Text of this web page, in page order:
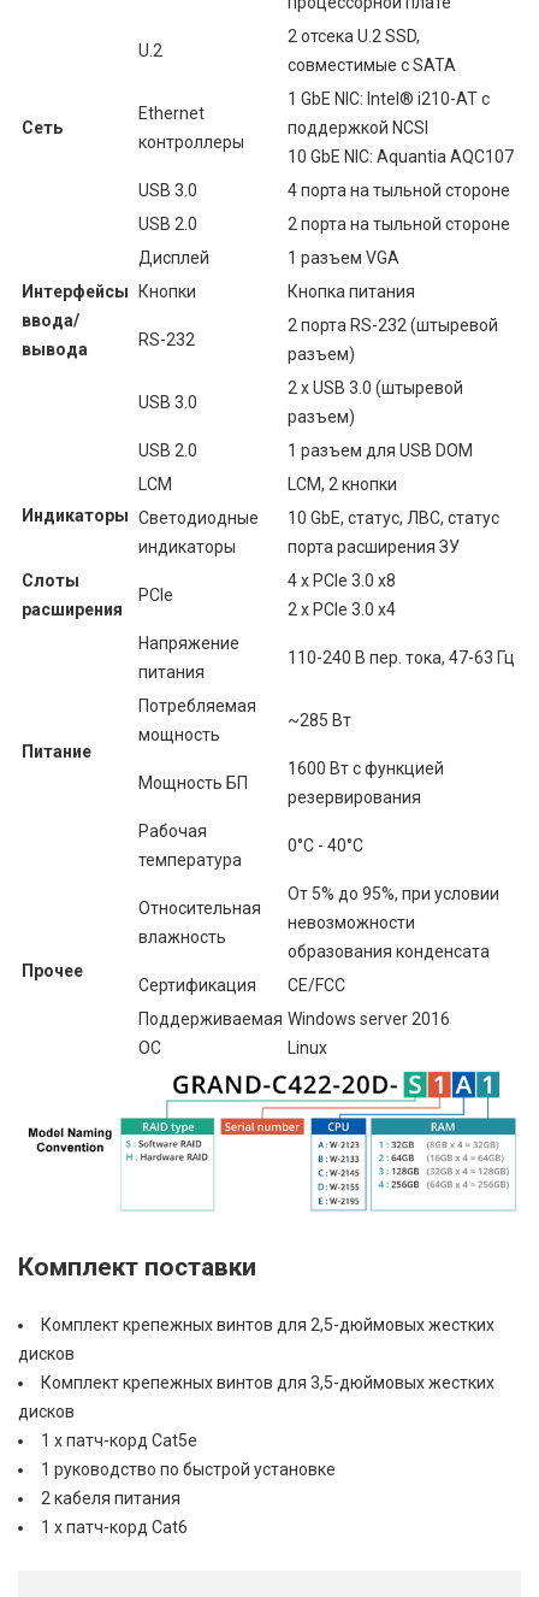
U.2
2 отсека U.2 SSD,
совместимые с SATA
Сеть
Ethernet
контроллеры
1 GbE NIC: Intel® i210-AT с
поддержкой NCSI
10 GbE NIC: Aquantia AQC107
Интерфейсы
ввода/
вывода
USB 3.0
4 порта на тыльной стороне
USB 2.0
2 порта на тыльной стороне
Дисплей
1 разъем VGA
Кнопки
Кнопка питания
RS-232
2 порта RS-232 (штыревой
разъем)
USB 3.0
2 x USB 3.0 (штыревой
разъем)
USB 2.0
1 разъем для USB DOM
Индикаторы
LCM
LCM, 2 кнопки
Светодиодные
индикаторы
10 GbE, статус, ЛВС, статус
порта расширения ЗУ
Слоты
расширения
PCIe
4 x PCIe 3.0 x8
2 x PCIe 3.0 x4
Питание
Напряжение
питания
110-240 В пер. тока, 47-63 Гц
Потребляемая
мощность
~285 Вт
Мощность БП
1600 Вт с функцией
резервирования
Рабочая
температура
0°C - 40°C
Прочее
Относительная
влажность
От 5% до 95%, при условии
невозможности
образования конденсата
Сертификация
CE/FCC
Поддерживаемая
ОС
Windows server 2016
Linux
Комплект поставки
Комплект крепежных винтов для 2,5-дюймовых жестких
дисков
Комплект крепежных винтов для 3,5-дюймовых жестких
дисков
1 х патч-корд Cat5e
1 руководство по быстрой установке
2 кабеля питания
1 х патч-корд Cat6